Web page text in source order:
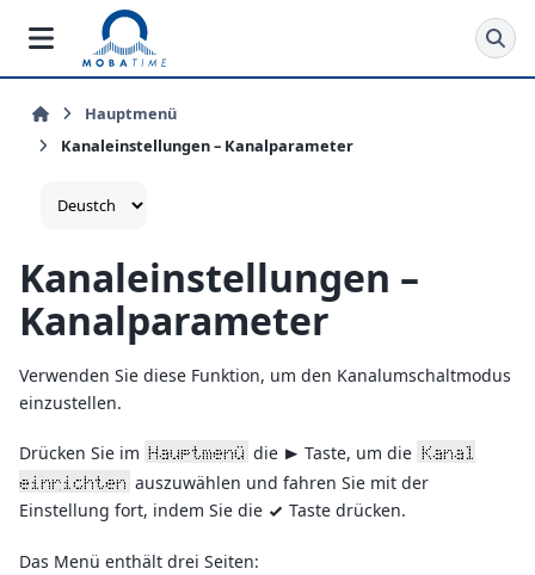
Hauptmenü
Kanaleinstellungen – Kanalparameter
Kanaleinstellungen –
Kanalparameter
Verwenden Sie diese Funktion, um den Kanalumschaltmodus
einzustellen.
Drücken Sie im Hauptmenü die > Taste, um die Kanal
einrichten auszuwählen und fahren Sie mit der
Einstellung fort, indem Sie die v Taste drücken.
Das Menü enthält drei Seiten: